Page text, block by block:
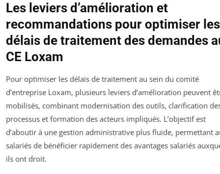
Les leviers d’amélioration et
recommandations pour optimiser les
délais de traitement des demandes
CE Loxam
Pour optimiser les délais de traitement au sein du comité
d’entreprise Loxam, plusieurs leviers d’amélioration peuvent
mobilisés, combinant modernisation des outils, clarification
processus et formation des acteurs impliqués. L’objectif est
d’aboutir à une gestion administrative plus fluide, permettant
salariés de bénéficier rapidement des avantages salariés
ils ont droit.